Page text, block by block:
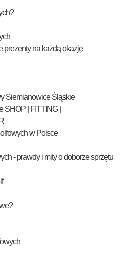
prezenty na każdą okazję
Siemianowice Śląskie
SHOP | FITTING |
w Polsce
- prawdy i mity o doborze sprzętu